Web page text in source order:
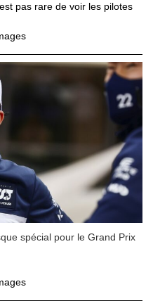
pas rare de voir les pilotes
spécial pour le Grand Prix